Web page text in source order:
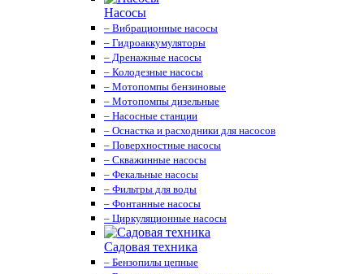
Насосы
– Вибрационные насосы
– Гидроаккумуляторы
– Дренажные насосы
– Колодезные насосы
– Мотопомпы бензиновые
– Мотопомпы дизельные
– Насосные станции
– Оснастка и расходники для насосов
– Поверхностные насосы
– Скважинные насосы
– Фекальные насосы
– Фильтры для воды
– Фонтанные насосы
– Циркуляционные насосы
Садовая техника
– Бензопилы цепные